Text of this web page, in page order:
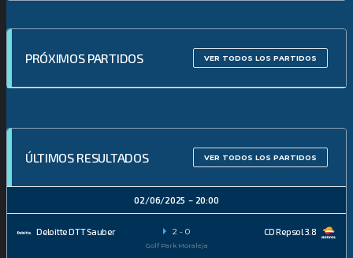
PRÓXIMOS PARTIDOS VER TODOS LOS PARTIDOS
ÚLTIMOS RESULTADOS VER TODOS LOS PARTIDOS
02/06/2025 20:00
Deloitte DTT Sauber CD Repsol 3.8
2 - 0
Golf Park Moraleja